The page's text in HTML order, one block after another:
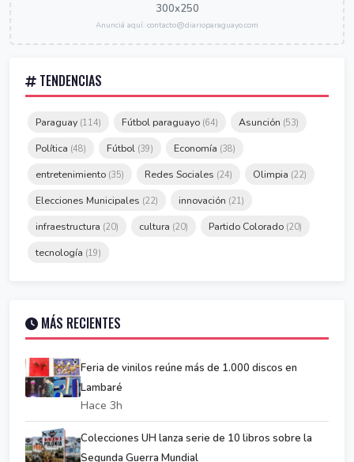
300x250
Anunciá aquí: contacto@diarioparaguayo.com
TENDENCIAS
Paraguay (114) Fútbol paraguayo (64) Asunción (53)
Política (48) Fútbol (39) Economía (38)
entretenimiento (35) Redes Sociales (24) Olimpia (22)
Elecciones Municipales (22) innovación (21)
infraestructura (20) cultura (20) Partido Colorado (20)
tecnología (19)
MÁS RECIENTES
Feria de vinilos reúne más de 1.000 discos en
Lambaré
Hace 3h
Colecciones UH lanza serie de 10 libros sobre la
Segunda Guerra Mundial